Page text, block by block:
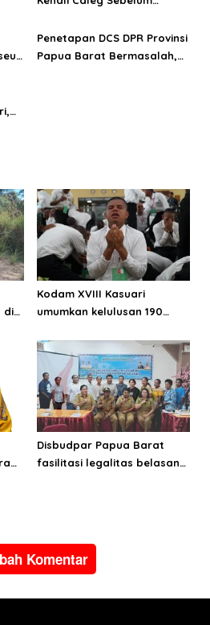
Penetapan DCS DPR Provinsi
Papua Barat Bermasalah,
di
Kodam XVIII Kasuari
umumkan kelulusan 190
II TA 2026
Disbudpar Papua Barat
fasilitasi legalitas belasan
Komentar